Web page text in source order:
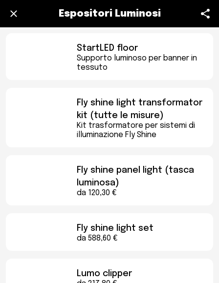
Espositori Luminosi
StartLED floor
Supporto luminoso per banner in
tessuto
Fly shine light transformator
kit (tutte le misure)
Kit trasformatore per sistemi di
illuminazione Fly Shine
Fly shine panel light (tasca
luminosa)
da 120,30 €
Fly shine light set
da 588,60 €
Lumo clipper